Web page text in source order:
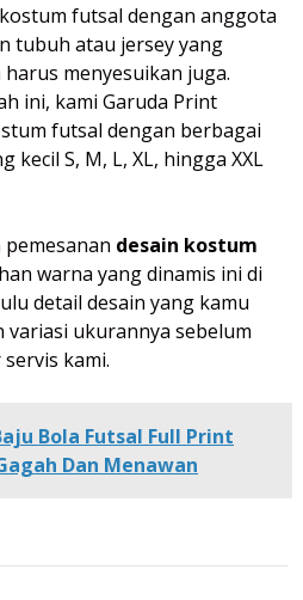
futsal dengan anggota
tubuh atau jersey yang
menyesuikan juga.
ini, kami Garuda Print
futsal dengan berbagai
kecil S, M, L, XL, hingga XXL
pemesanan desain kostum
warna yang dinamis ini di
detail desain yang kamu
variasi ukurannya sebelum
kami.
Bola Futsal Full Print
Dan Menawan